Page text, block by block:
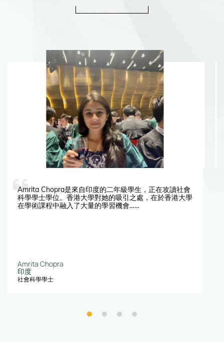
Amrita Chopra是來自印度的二年級學生，正在攻讀社會
科學學士學位。香港大學對她的吸引之處，在於香港大學
在學術課程中融入了大量的學習機會……
Amrita Chopra
印度
社會科學學士